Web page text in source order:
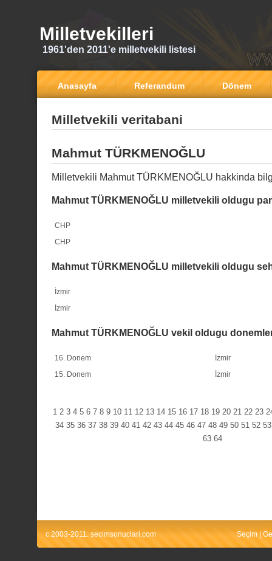
Milletvekilleri
1961'den 2011'e milletvekili listesi
Anasayfa Referandum Dönem
Milletvekili veritabani
Mahmut TÜRKMENOĞLU
Milletvekili Mahmut TÜRKMENOĞLU hakkinda
Mahmut TÜRKMENOĞLU milletvekili oldugu
CHP
CHP
Mahmut TÜRKMENOĞLU milletvekili oldugu
İzmir
İzmir
Mahmut TÜRKMENOĞLU vekil oldugu
16. Donem
İzmir
15. Donem
İzmir
1 2 3 4 5 6 7 8 9 10 11 12 13 14 15 16 17 18 19 20 21 22 23
34 35 36 37 38 39 40 41 42 43 44 45 46 47 48 49 50 51 52 53
63 64
c 2003-2011. secimsonuclari.com Seçim